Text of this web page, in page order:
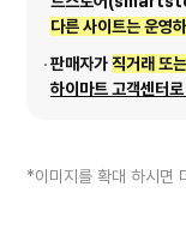
다른 사이트는 운영
판매자가직거래 또
하이마트 고객센터
*이미지를 확대 하시면